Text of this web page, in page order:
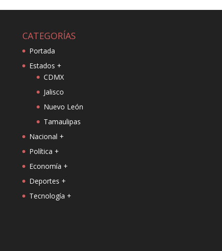
CATEGORÍAS
Portada
Estados +
CDMX
Jalisco
Nuevo León
Tamaulipas
Nacional +
Política +
Economía +
Deportes +
Tecnología +